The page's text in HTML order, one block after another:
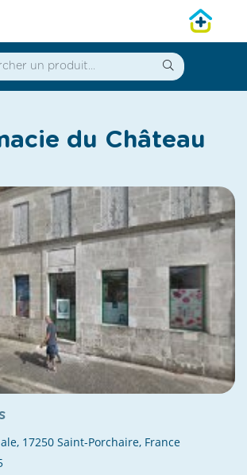
du Château
17250 Saint-Porchaire, France